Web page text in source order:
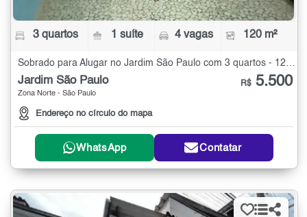
3 quartos 1 suíte 4 vagas 120 m²
Sobrado para Alugar no Jardim São Paulo com 3 quartos - 120 m²
Jardim São Paulo
Zona Norte - São Paulo
Endereço no círculo do mapa
R$ 5.500
WhatsApp Contatar